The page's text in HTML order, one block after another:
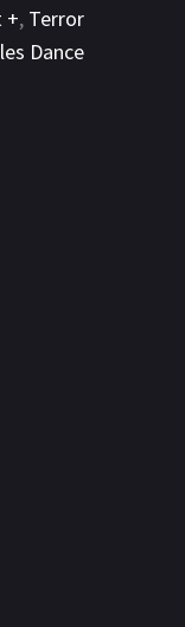
+, Terror
Dance